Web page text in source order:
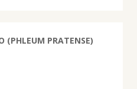
(PHLEUM PRATENSE)